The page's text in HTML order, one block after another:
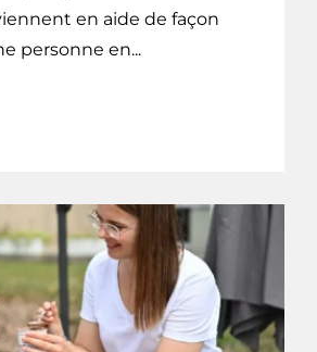
en aide de façon
personne en...